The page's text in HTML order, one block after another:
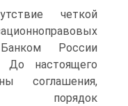
четкой
России
До настоящего
соглашения,
порядок